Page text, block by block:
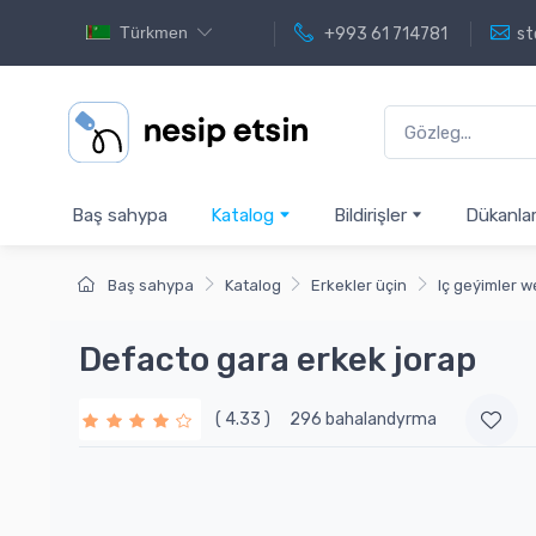
Türkmen +993 61 714781
Baş sahypa Katalog Bildirişler Dükanlar
Baş sahypa Katalog Erkekler üçin Iç geýimler
Defacto gara erkek jorap
( 4.33 ) 296 bahalandyrma